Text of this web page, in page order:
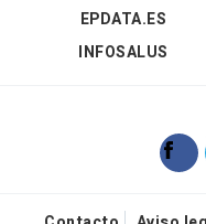
EPDATA.ES
INFOSALUS